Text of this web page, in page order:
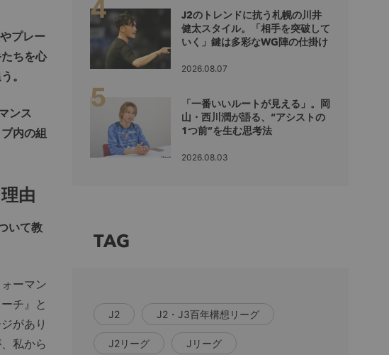
プレー
ちを心
。
ンス
内の組
由
いて教
ーマン
チ』と
があり
私から
J2のトレンドに抗う札幌の川井
健太スタイル。「相手を突破して
いく」鍵は多彩なWG陣の仕掛け
2026.08.07
「一番いいルートが見える」。岡
山・西川潤が語る、“アシストの
1つ前”を生む思考法
2026.08.03
TAG
J2 J2・J3百年構想リーグ
J2リーグ Jリーグ